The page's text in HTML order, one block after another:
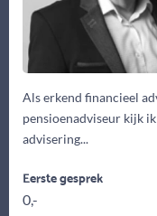
Als erkend financieel
pensioenadviseur kijk
advisering...
Eerste gesprek
0,-